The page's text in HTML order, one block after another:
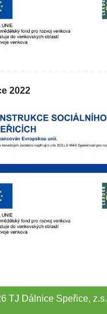
2022
TJ Dálnice Speřice, z.s.